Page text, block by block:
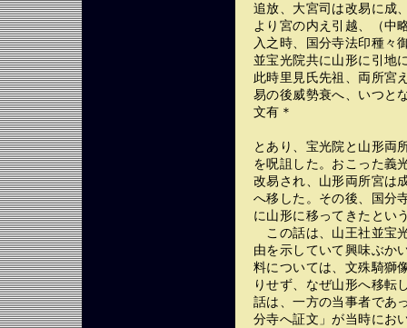
追放、大宮司は改易に成
より宮の内え引越、（中
入之時、国分寺法印種々
並宝光院共に山形に引地
此時里見氏先祖、両所宮
易の後威勢衰へ、いつと
文有＊
とあり、宝光院と山形両
を呪詛した。おこった義
改易され、山形両所宮は
へ移した。その後、国分
に山形に移ってきたとい
この話は、山王社並宝
由を示していて興味ぶか
料については、文殊騎獅
りせず、なぜ山形へ移転
話は、一方の当事者であ
分寺へ証文」が当時にお